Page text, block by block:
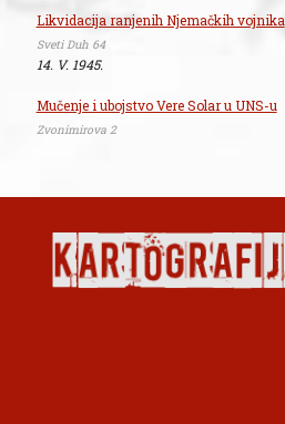
Likvidacija ranjenih Njemačkih vojnika
Sveti Duh 64
14. V. 1945.
Mučenje i ubojstvo Vere Solar u UNS-u
Zvonimirova 2